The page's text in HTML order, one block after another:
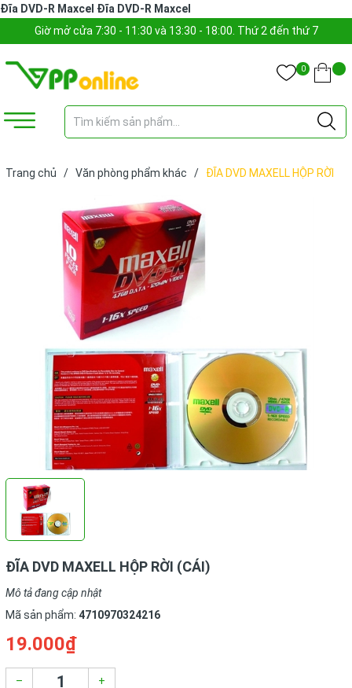
Đĩa DVD-R Maxcel Đĩa DVD-R Maxcel
Giờ mở cửa 7:30 - 11:30 và 13:30 - 18:00. Thứ 2 đến thứ 7
0
Trang chủ / Văn phòng phẩm khác /
ĐĨA DVD MAXELL HỘP RỜI
ĐĨA DVD MAXELL HỘP RỜI (CÁI)
Mô tả đang cập nhật
Mã sản phẩm: 4710970324216
19.000₫
– +